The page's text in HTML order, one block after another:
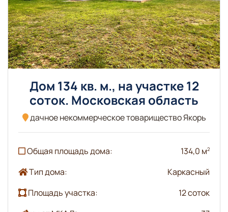
Дом 134 кв. м., на участке 12
соток. Московская область
дачное некоммерческое товарищество Якорь
Общая площадь дома: 134,0 м2
Тип дома:
Каркасный
Площадь участка:
12 соток